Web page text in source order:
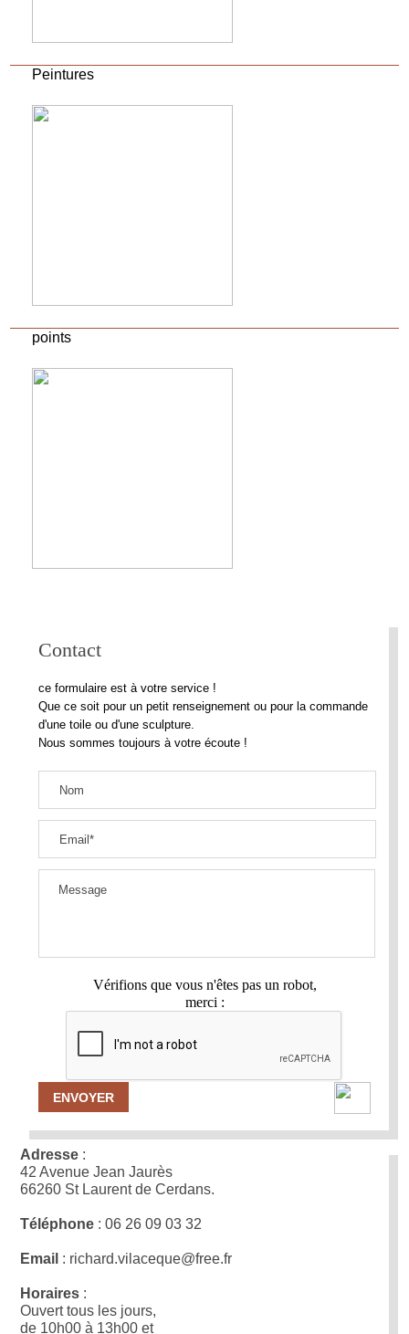
Peintures
points
Contact
ce formulaire est à votre service !
Que ce soit pour un petit renseignement ou pour la commande
d'une toile ou d'une sculpture.
Nous sommes toujours à votre écoute !
Vérifions que vous n'êtes pas un robot,
merci :
ENVOYER
Adresse:
42 Avenue Jean Jaurès
66260 St Laurent de Cerdans.
Téléphone: 06 26 09 03 32
Email : richard.vilaceque@free.fr
Horaires:
Ouvert tous les jours,
de 10h00 à 13h00 et